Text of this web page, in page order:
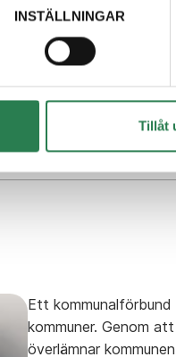
INSTÄLLNINGAR
Tillåt
och andra
Ett
kommuner. Genom
överlämnar